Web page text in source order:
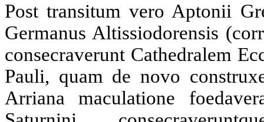
Post transitum vero Aptonii
Germanus Altissiodorensis
consecraverunt Cathedralem
Pauli, quam de novo
Arriana maculatione